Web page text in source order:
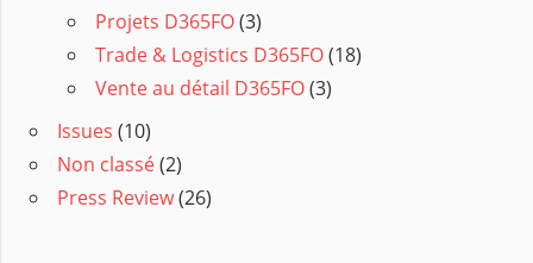
Projets D365FO(3)
Trade & Logistics D365FO(18)
Vente au détail D365FO(3)
Issues (10)
Non classé(2)
Press Review(26)